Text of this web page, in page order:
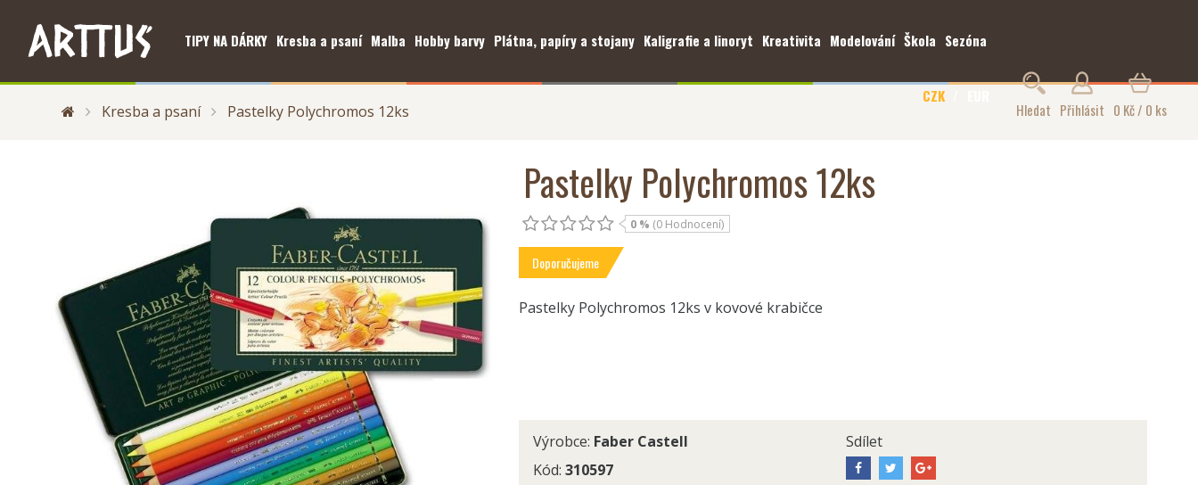
TIPY NA DÁRKY Kresba a psaní Malba Hobby barvy Plátna, papíry a stojany Kaligrafie a linoryt Kreativita Modelování Škola Sezóna
CZK
Hledat Přihlásit 0 Kč / 0 ks
Kresba a psaní Pastelky Polychromos 12ks
Pastelky Polychromos 12ks
0 % (0 Hodnocení)
Doporučujeme
Pastelky Polychromos 12ks v kovové krabičce
Výrobce: Faber Castell
Kód: 310597
Sdílet